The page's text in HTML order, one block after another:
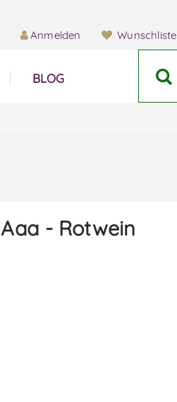
Anmelden Wunschliste
BLOG
Aaa - Rotwein